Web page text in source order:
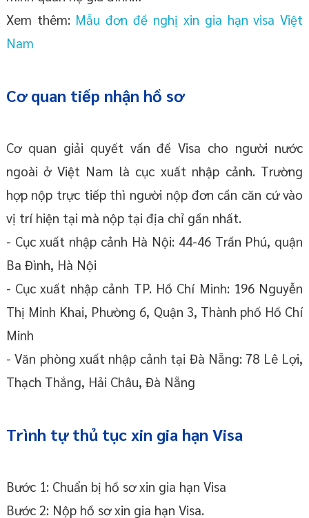
Xem thêm: Mẫu đơn đề nghị xin gia hạn visa Việt
Nam
Cơ quan tiếp nhận hồ sơ
Cơ quan giải quyết vấn đề Visa cho người nước
ngoài ở Việt Nam là cục xuất nhập cảnh. Trường
hợp nộp trực tiếp thì người nộp đơn cần căn cứ vào
vị trí hiện tại mà nộp tại địa chỉ gần nhất.
- Cục xuất nhập cảnh Hà Nội: 44-46 Trần Phú, quận
Ba Đình, Hà Nội
- Cục xuất nhập cảnh TP. Hồ Chí Minh: 196 Nguyễn
Thị Minh Khai, Phường 6, Quận 3, Thành phố Hồ Chí
Minh
- Văn phòng xuất nhập cảnh tại Đà Nẵng: 78 Lê Lợi,
Thạch Thắng, Hải Châu, Đà Nẵng
Trình tự thủ tục xin gia hạn Visa
Bước 1: Chuẩn bị hồ sơ xin gia hạn Visa
Bước 2: Nộp hồ sơ xin gia hạn Visa.